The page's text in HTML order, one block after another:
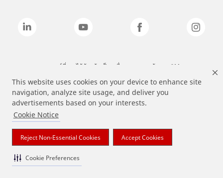
This website uses cookies on your device to enhance site
navigation, analyze site usage, and deliver you
advertisements based on your interests.
Cookie Notice
Reject Non-Essential Cookies Accept Cookies
Cookie Preferences
แบรนด์ที่ระบุไว้ข้างต้นเป็นเครื่องหมายการค้าของ 3M